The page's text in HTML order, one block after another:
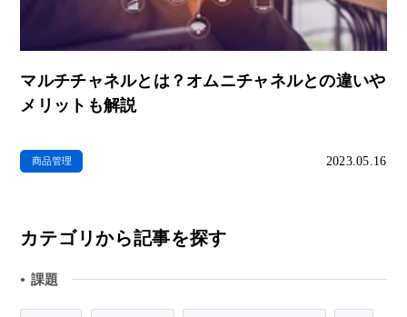
マルチチャネルとは？オムニチャネルとの違いや
メリットも解説
商品管理 2023.05.16
カテゴリから記事を探す
● 課題